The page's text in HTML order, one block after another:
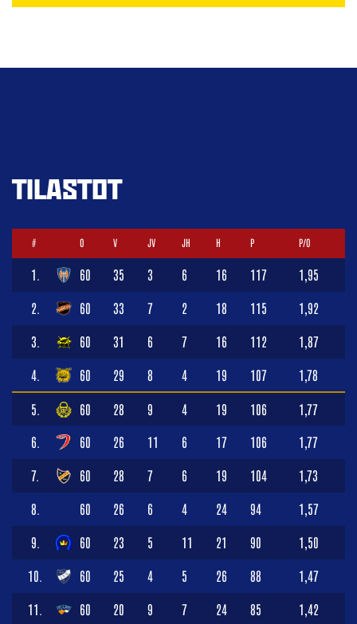
TILASTOT
# O V JV JH H P P/O
1. 60 35 3 6 16 117 1,95
2. 60 33 7 2 18 115 1,92
3. 60 31 6 7 16 112 1,87
4. 60 29 8 4 19 107 1,78
5. 60 28 9 4 19 106 1,77
6. 60 26 11 6 17 106 1,77
7. 60 28 7 6 19 104 1,73
8. 60 26 6 4 24 94 1,57
9. 60 23 5 11 21 90 1,50
10. 60 25 4 5 26 88 1,47
11. 60 20 9 7 24 85 1,42